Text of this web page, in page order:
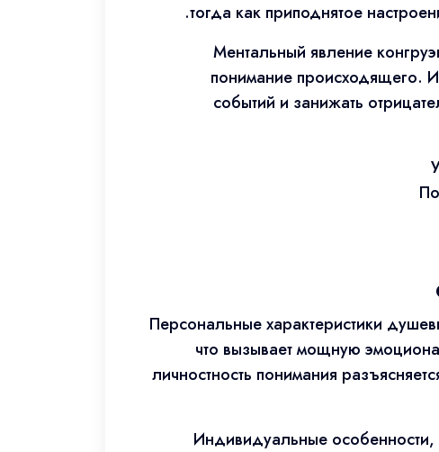
тогда как приподнятое
Ментальный явление
понимание происходящего.
событий и занижать
Персональные характеристики
что вызывает мощную
личностность понимания
Индивидуальные особенности,